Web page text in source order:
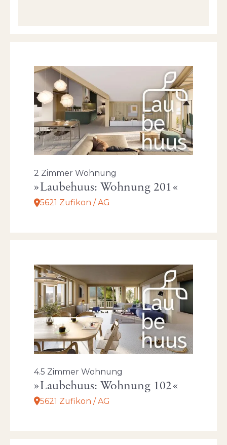
2 Zimmer Wohnung
Laubehuus: Wohnung 201
5621 Zufikon / AG
4.5 Zimmer Wohnung
Laubehuus: Wohnung 102
5621 Zufikon / AG